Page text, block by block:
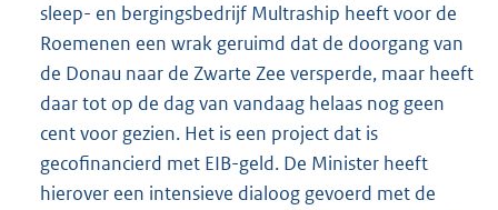
sleep- en bergingsbedrijf Multraship heeft voor de
Roemenen een wrak geruimd dat de doorgang van
de Donau naar de Zwarte Zee versperde, maar heeft
daar tot op de dag van vandaag helaas nog geen
cent voor gezien. Het is een project dat is
gecofinancierd met EIB-geld. De Minister heeft
hierover een intensieve dialoog gevoerd met de